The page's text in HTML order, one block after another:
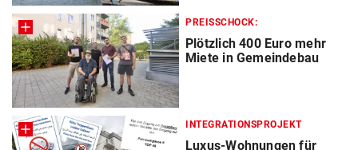
PREISSCHOCK:
Plötzlich 400 Euro mehr
Miete in Gemeindebau
INTEGRATIONSPROJEKT
Luxus-Wohnungen für